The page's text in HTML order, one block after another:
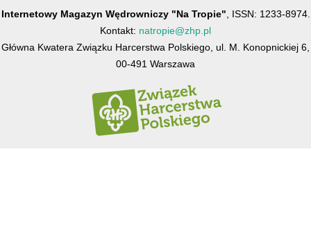
Internetowy Magazyn Wędrowniczy "Na Tropie" , ISSN: 1233-8974.
Kontakt: natropie@zhp.pl
Główna Kwatera Związku Harcerstwa Polskiego, ul. M. Konopnickiej 6,
00-491 Warszawa